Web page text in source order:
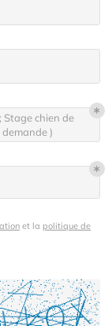
Une
Stage chien de
)
et la politique de